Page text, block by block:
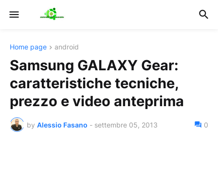
Home page android
Samsung GALAXY Gear:
caratteristiche tecniche,
prezzo e video anteprima
by Alessio Fasano - settembre 05, 2013 0